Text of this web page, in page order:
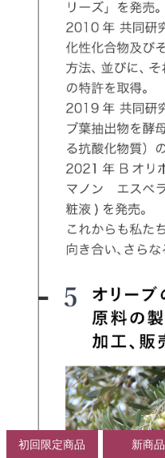
初回限定商品 新商品